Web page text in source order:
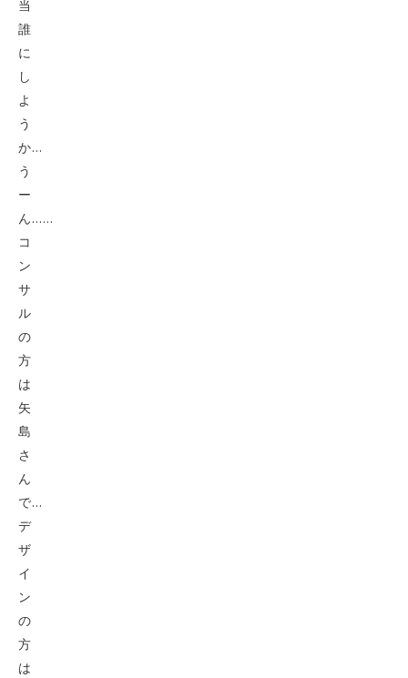
当
誰
に
し
よ
う
か…
う
ー
ん……
コ
ン
サ
ル
の
方
は
矢
島
さ
ん
で…
デ
ザ
イ
ン
の
方
は